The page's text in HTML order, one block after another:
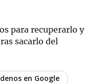
para recuperarlo y
sacarlo del
en Google